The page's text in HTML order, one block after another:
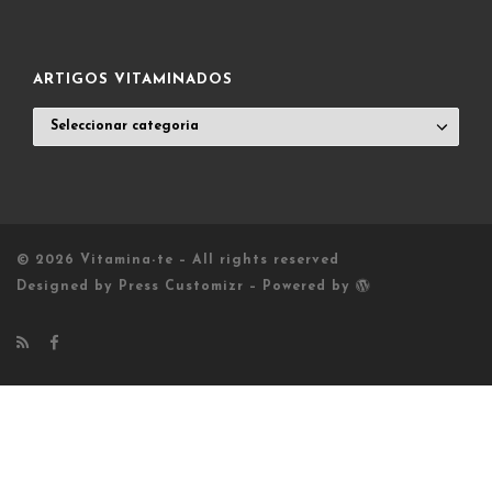
ARTIGOS VITAMINADOS
VITAMINADOS
© 2026 Vitamina-te – All rights reserved
Designed by
Press Customizr – Powered by